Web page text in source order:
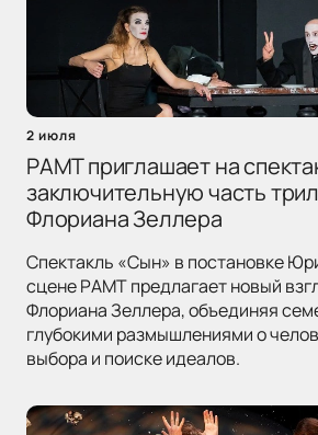
2 июля
РАМТ приглашает на
заключительную часть
Флориана Зеллера
Спектакль «Сын» в постановке
сцене РАМТ предлагает новый
Флориана Зеллера, объединяя
глубокими размышлениями о
выбора и поиске идеалов.